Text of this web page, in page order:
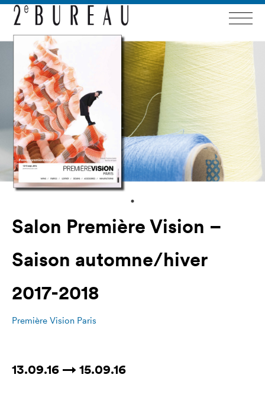
Salon Première Vision –
Saison automne/hiver
2017-2018
Première Vision Paris
13.09.16 → 15.09.16